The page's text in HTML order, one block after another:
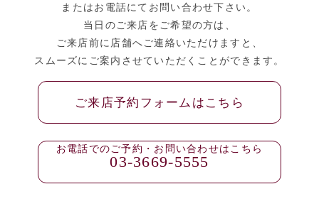
またはお電話にてお問い合わせ下さい。
当日のご来店をご希望の方は、
ご来店前に店舗へご連絡いただけますと、
スムーズにご案内させていただくことができます。
ご来店予約フォームはこちら
お電話でのご予約・お問い合わせはこちら
03-3669-5555